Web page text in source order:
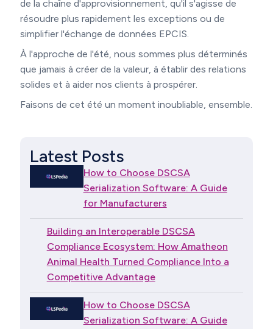
de la chaîne d'approvisionnement, qu'il s'agisse de
résoudre plus rapidement les exceptions ou de
simplifier l'échange de données EPCIS.
À l'approche de l'été, nous sommes plus déterminés
que jamais à créer de la valeur, à établir des relations
solides et à aider nos clients à prospérer.
Faisons de cet été un moment inoubliable, ensemble.
Latest Posts
How to Choose DSCSA
Serialization Software: A Guide
for Manufacturers
Building an Interoperable DSCSA
Compliance Ecosystem: How Amatheon
Animal Health Turned Compliance Into a
Competitive Advantage
How to Choose DSCSA
Serialization Software: A Guide